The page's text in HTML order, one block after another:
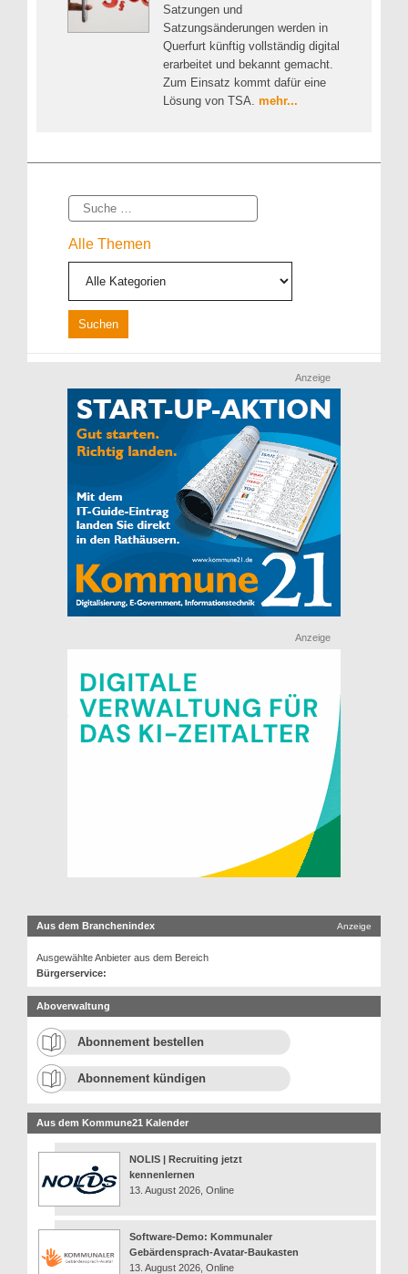
Satzungen und
Satzungsänderungen werden in
Querfurt künftig vollständig digital
erarbeitet und bekannt gemacht.
Zum Einsatz kommt dafür eine
Lösung von TSA. mehr...
Suche
Alle Themen
Anzeige
Anzeige
Aus dem Branchenindex Anzeige
Ausgewählte Anbieter aus dem Bereich
Bürgerservice:
Aboverwaltung
Abonnement bestellen
Abonnement kündigen
Aus dem Kommune21 Kalender
NOLIS | Recruiting jetzt
kennenlernen
13. August 2026, Online
Software-Demo: Kommunaler
Gebärdensprach-Avatar-Baukasten
13. August 2026, Online